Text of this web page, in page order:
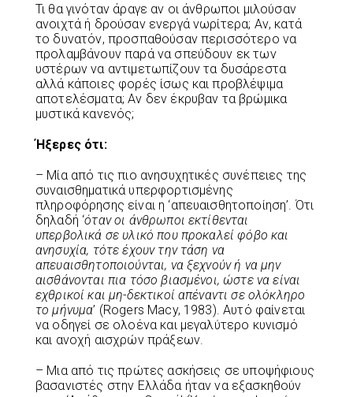
Τι θα γινόταν άραγε αν οι άνθρωποι μιλούσαν
ανοιχτά ή δρούσαν ενεργά νωρίτερα; Αν, κατά
το δυνατόν, προσπαθούσαν περισσότερο να
προλαμβάνουν παρά να σπεύδουν εκ των
υστέρων να αντιμετωπίζουν τα δυσάρεστα
αλλά κάποιες φορές ίσως και προβλέψιμα
αποτελέσματα; Αν δεν έκρυβαν τα βρώμικα
μυστικά κανενός;
Ήξερες ότι:
– Μία από τις πιο ανησυχητικές συνέπειες της
συναισθηματικά υπερφορτισμένης
πληροφόρησης είναι η ‘απευαισθητοποίηση’. Ότι
δηλαδή ‘όταν οι άνθρωποι εκτίθενται
υπερβολικά σε υλικό που προκαλεί φόβο και
ανησυχία, τότε έχουν την τάση να
απευαισθητοποιούνται, να ξεχνούν ή να μην
αισθάνονται πια τόσο βιασμένοι, ώστε να είναι
εχθρικοί και μη-δεκτικοί απέναντι σε ολόκληρο
το μήνυμα’ (Rogers Macy, 1983). Aυτό φαίνεται
να οδηγεί σε ολοένα και μεγαλύτερο κυνισμό
και ανοχή αισχρών πράξεων.
– Μια από τις πρώτες ασκήσεις σε υποψήφιους
βασανιστές στην Ελλάδα ήταν να εξασκηθούν